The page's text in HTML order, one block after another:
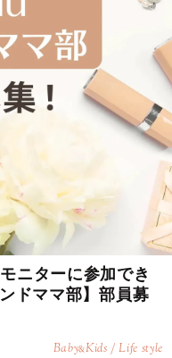
ニターに参加でき
ドママ部】部員募
Baby&Kids / Life style